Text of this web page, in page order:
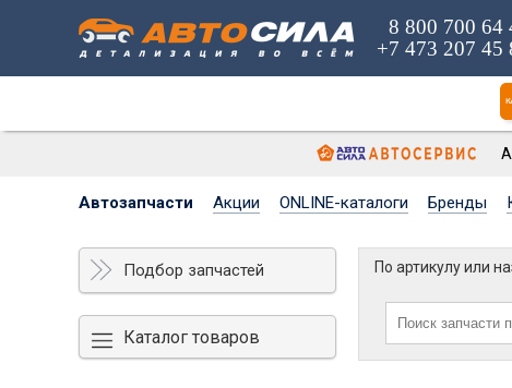
8 800 700 64
+7 473 207 45
Автозапчасти Акции ONLINE-каталоги Бренды
Подбор запчастей
Каталог товаров
По артикулу или